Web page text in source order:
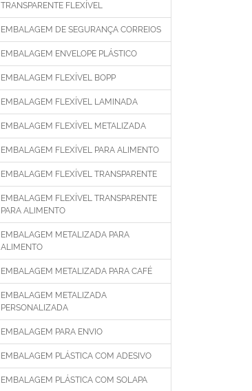
TRANSPARENTE FLEXÍVEL
EMBALAGEM DE SEGURANÇA CORREIOS
EMBALAGEM ENVELOPE PLÁSTICO
EMBALAGEM FLEXÍVEL BOPP
EMBALAGEM FLEXÍVEL LAMINADA
EMBALAGEM FLEXÍVEL METALIZADA
EMBALAGEM FLEXÍVEL PARA ALIMENTO
EMBALAGEM FLEXÍVEL TRANSPARENTE
EMBALAGEM FLEXÍVEL TRANSPARENTE
PARA ALIMENTO
EMBALAGEM METALIZADA PARA
ALIMENTO
EMBALAGEM METALIZADA PARA CAFÉ
EMBALAGEM METALIZADA
PERSONALIZADA
EMBALAGEM PARA ENVIO
EMBALAGEM PLÁSTICA COM ADESIVO
EMBALAGEM PLÁSTICA COM SOLAPA